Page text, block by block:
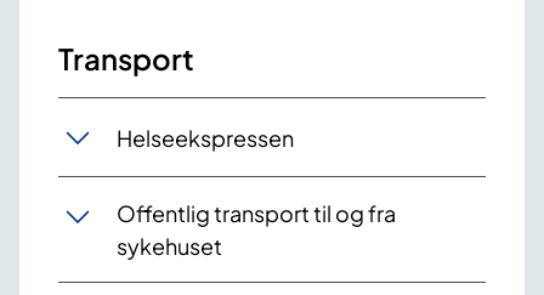
Transport
Helseekspressen
Offentlig transport til og fra
sykehuset